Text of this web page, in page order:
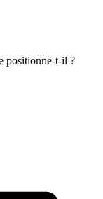
positionne-t-il ?